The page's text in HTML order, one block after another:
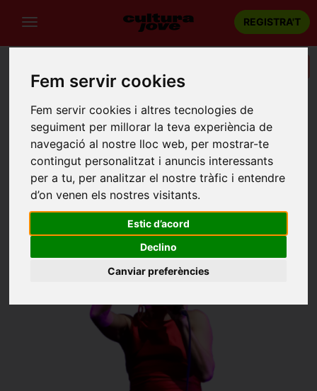
Fem servir cookies
Fem servir cookies i altres tecnologies de
seguiment per millorar la teva experiència de
navegació al nostre lloc web, per mostrar-te
contingut personalitzat i anuncis interessants
per a tu, per analitzar el nostre tràfic i entendre
d’on venen els nostres visitants.
Estic d’acord
Declino
Canviar preferències
REGISTRA'T
Silencio, se rompe el ruido